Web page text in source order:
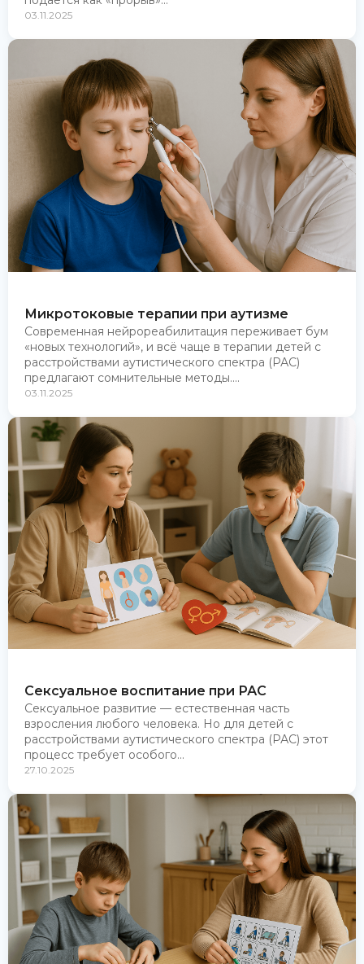
03.11.2025
Микротоковые терапии при аутизме
Современная нейрореабилитация переживает бум
«новых технологий», и всё чаще в терапии детей с
расстройствами аутистического спектра (РАС)
предлагают сомнительные методы....
03.11.2025
Сексуальное воспитание при РАС
Сексуальное развитие — естественная часть
взросления любого человека. Но для детей с
расстройствами аутистического спектра (РАС) этот
процесс требует особого...
27.10.2025